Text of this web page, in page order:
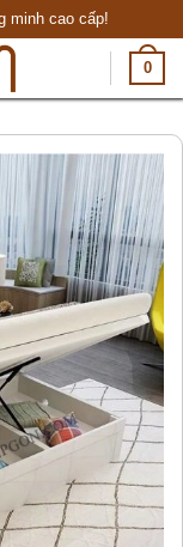
minh cao cấp!
0